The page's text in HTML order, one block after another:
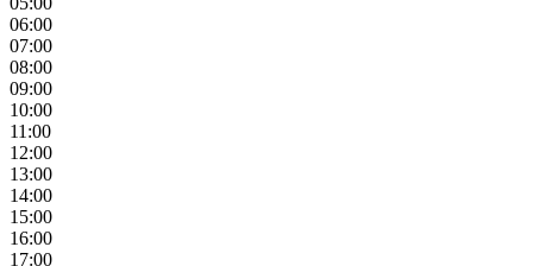
06:00
07:00
08:00
09:00
10:00
11:00
12:00
13:00
14:00
15:00
16:00
17:00